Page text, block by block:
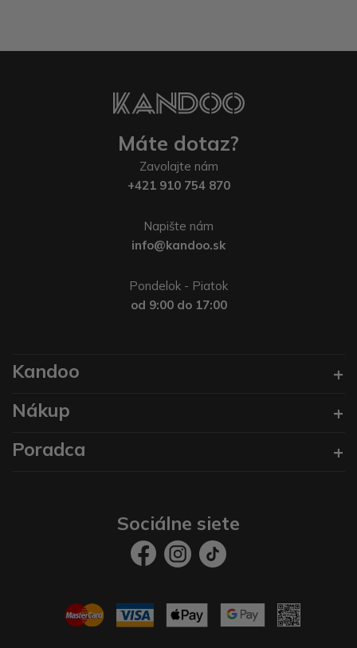
Máte dotaz?
Zavolajte nám
+421 910 754 870
Napište nám
info@kandoo.sk
Pondelok - Piatok
od 9:00 do 17:00
Kandoo
Nákup
Poradca
Sociálne siete